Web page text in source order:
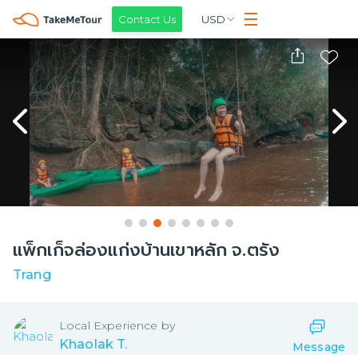
Contact Us USD
แพ็กเก็จล่องแก่งบ้านเขาหลัก จ.ตรัง
Trang
Local Experience by
Khaolak T. Message